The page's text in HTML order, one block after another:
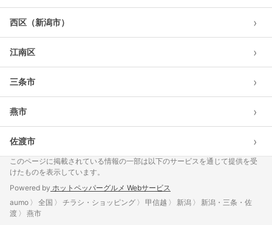
西区（新潟市） ›
江南区 ›
三条市 ›
燕市 ›
佐渡市 ›
このページに掲載されている情報の一部は以下のサービスを通じて提供を受
けたものを表示しています。
Powered by ホットペッパーグルメ Webサービス
aumo
全国 チラシ・ショッピング 甲信越 新潟
新潟・三条・佐
渡
燕市